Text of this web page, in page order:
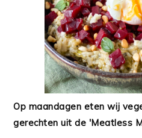
Op maandagen eten wij
gerechten uit de 'Meatless